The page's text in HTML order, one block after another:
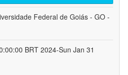
Federal de Goiás - GO -
BRT 2024-Sun Jan 31